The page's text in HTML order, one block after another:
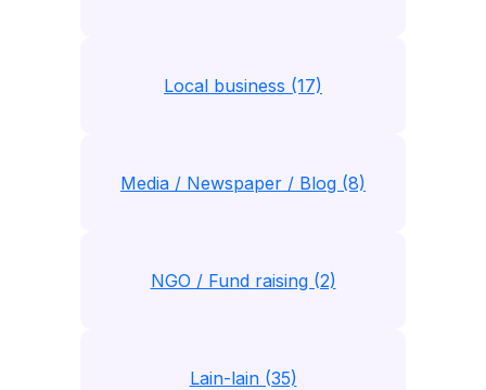
Local business (17)
Media / Newspaper / Blog (8)
NGO / Fund raising (2)
Lain-lain (35)